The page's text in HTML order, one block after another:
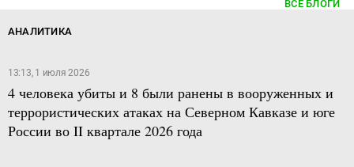
ВСЕ БЛОГИ
АНАЛИТИКА
13:13, 1 июля 2026
4 человека убиты и 8 были ранены в вооруженных и
террористических атаках на Северном Кавказе и юге
России во II квартале 2026 года